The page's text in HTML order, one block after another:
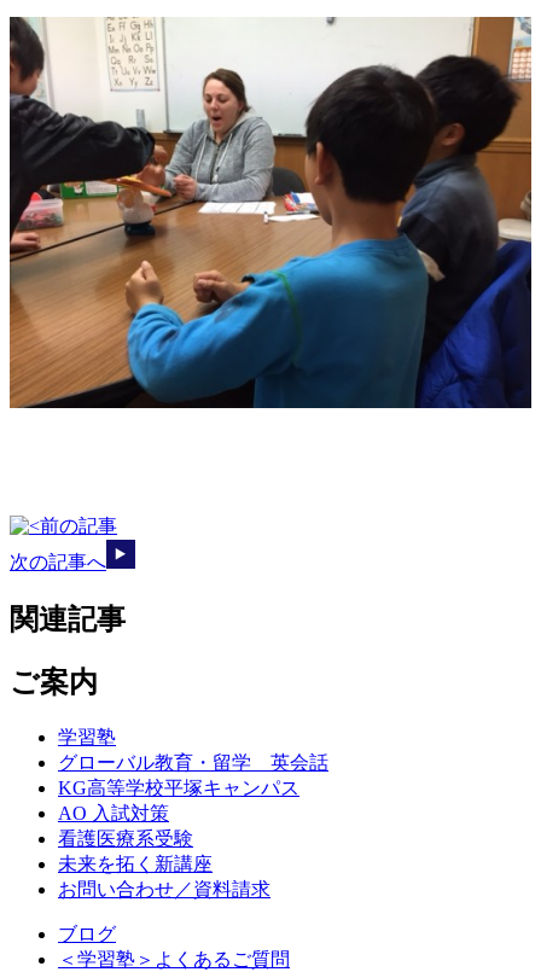
前の記事
次の記事へ
関連記事
ご案内
学習塾
グローバル教育・留学 英会話
KG高等学校平塚キャンパス
AO 入試対策
看護医療系受験
未来を拓く新講座
お問い合わせ／資料請求
ブログ
＜学習塾＞よくあるご質問